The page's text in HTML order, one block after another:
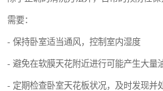
需要：
- 保持卧室适当通风，控制室内湿度
- 避免在软膜天花附近进行可能产生大量
- 定期检查卧室天花板状况，及时发现并